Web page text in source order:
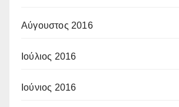
Αύγουστος 2016
Ιούλιος 2016
Ιούνιος 2016